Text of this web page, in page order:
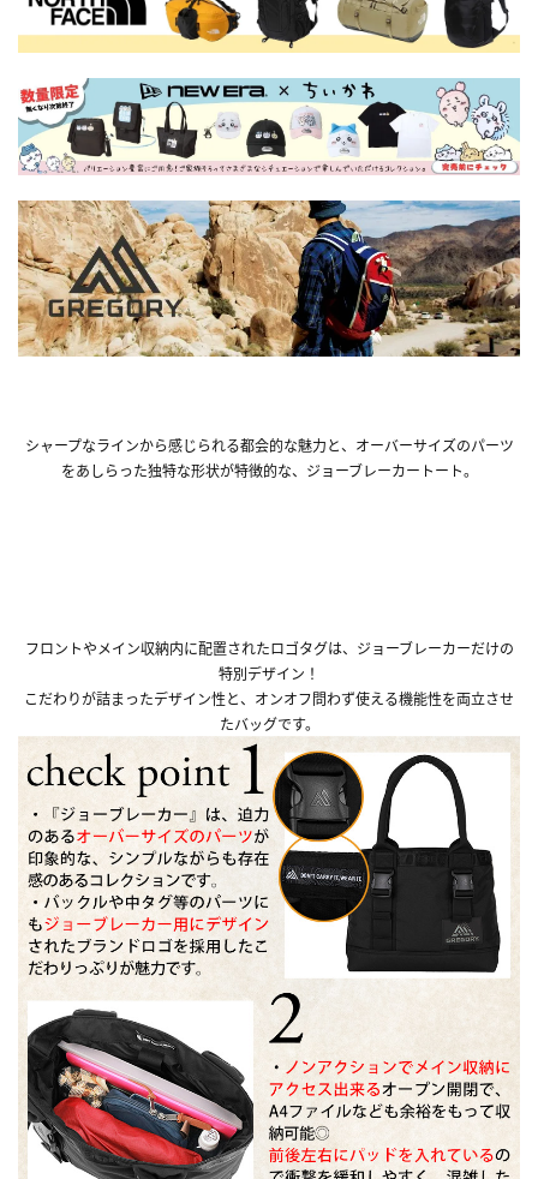
シャープなラインから感じられる都会的な魅力と、オーバーサイズのパーツ
をあしらった独特な形状が特徴的な、ジョーブレーカートート。
フロントやメイン収納内に配置されたロゴタグは、ジョーブレーカーだけの
特別デザイン！
こだわりが詰まったデザイン性と、オンオフ問わず使える機能性を両立させ
たバッグです。